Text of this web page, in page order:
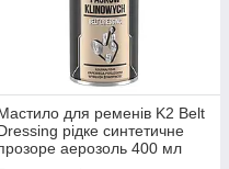
для ременів K2 Belt
рідке синтетичне
аерозоль 400 мл